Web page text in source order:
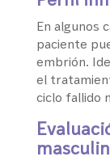
En algunos
paciente
embrión.
el
ciclo fallido